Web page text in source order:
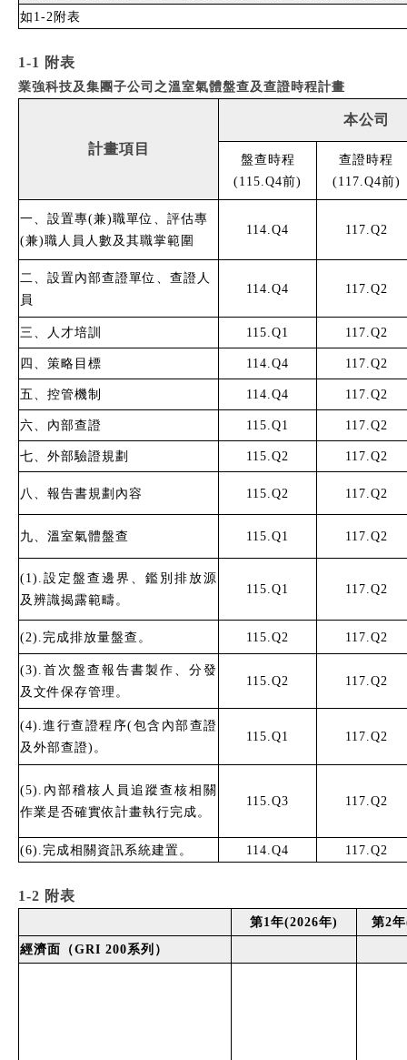
如1-2附表
1-1 附表
業強科技及集團子公司之溫室氣體盤查及查證時程計畫
計畫項目
本公司
盤查時程
(115.Q4前)
查證時程
(117.Q4前)
一、設置專(兼)職單位、評估專
(兼)職人員人數及其職掌範圍
114.Q4 117.Q2
二、設置內部查證單位、查證人
員
114.Q4 117.Q2
三、人才培訓 115.Q1 117.Q2
四、策略目標 114.Q4 117.Q2
五、控管機制 114.Q4 117.Q2
六、內部查證 115.Q1 117.Q2
七、外部驗證規劃 115.Q2 117.Q2
八、報告書規劃內容 115.Q2 117.Q2
九、溫室氣體盤查 115.Q1 117.Q2
(1).設定盤查邊界、鑑別排放源
及辨識揭露範疇。
115.Q1 117.Q2
(2).完成排放量盤查。 115.Q2 117.Q2
(3).首次盤查報告書製作、分發
及文件保存管理。
115.Q2 117.Q2
(4).進行查證程序(包含內部查證
及外部查證)。
115.Q1 117.Q2
(5).內部稽核人員追蹤查核相關
作業是否確實依計畫執行完成。
115.Q3 117.Q2
(6).完成相關資訊系統建置。 114.Q4 117.Q2
1-2 附表
第1年(2026年)
第2
經濟面（GRI 200系列）